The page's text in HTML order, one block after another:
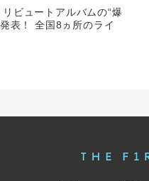
ビュートアルバムの“爆
表！ 全国8ヵ所のライ